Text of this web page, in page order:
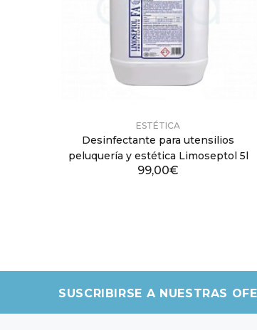
ESTÉTICA
Desinfectante para utensilios
peluquería y estética Limoseptol 5l
99,00€
SUSCRIBIRSE A NUESTRAS